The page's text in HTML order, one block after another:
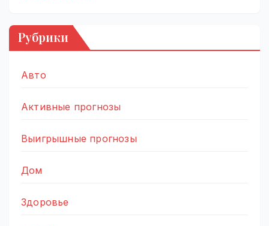
Рубрики
Авто
Активные прогнозы
Выигрышные прогнозы
Дом
Здоровье